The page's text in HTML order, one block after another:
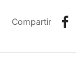
Compartir